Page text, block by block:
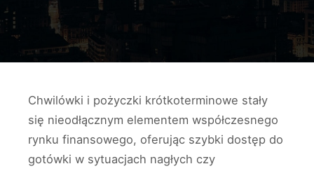
Chwilówki i pożyczki krótkoterminowe stały
się nieodłącznym elementem współczesnego
rynku finansowego, oferując szybki dostęp do
gotówki w sytuacjach nagłych czy